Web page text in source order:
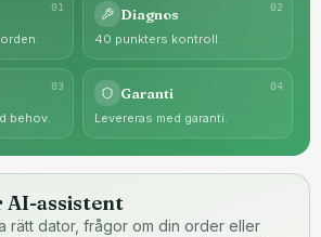
01 02
Diagnos
40 punkters kontroll.
03
behov.
04
Garanti
Levereras med garanti.
AI-assistent
rätt dator, frågor om din order eller